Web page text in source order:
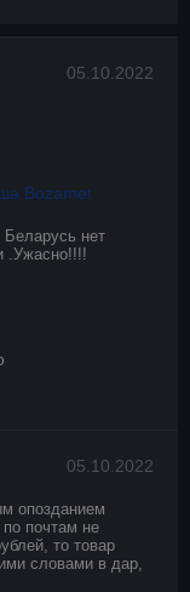
05.10.2022
Bozamet
Беларусь нет
.Ужасно!!!!
05.10.2022
опозданием
почтам не
то товар
словами в дар,